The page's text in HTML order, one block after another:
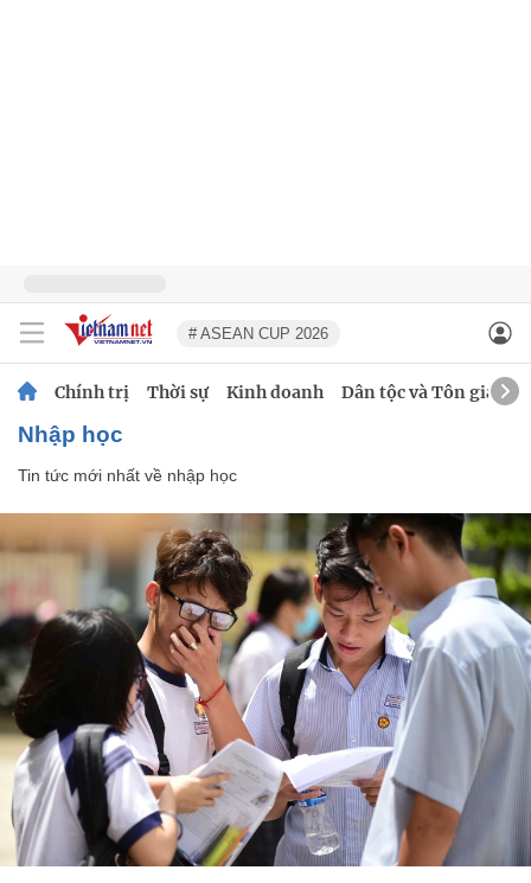
# ASEAN CUP 2026
Chính trị Thời sự Kinh doanh Dân tộc và Tôn giáo
nhập học
Tin tức mới nhất về nhập học